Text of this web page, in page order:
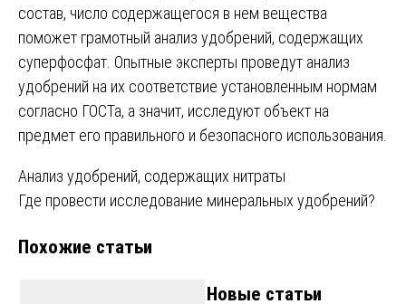
состав, число содержащегося в нем вещества
поможет грамотный анализ удобрений, содержащих
суперфосфат. Опытные эксперты проведут анализ
удобрений на их соответствие установленным нормам
согласно ГОСТа, а значит‚ исследуют объект на
предмет его правильного и безопасного использования.
Навигация
по
записям
Анализ удобрений, содержащих нитраты
Где провести исследование минеральных удобрений?
Похожие статьи
Новые статьи